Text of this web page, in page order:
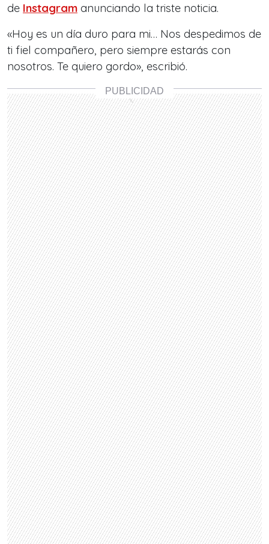
de Instagram anunciando la triste noticia.
«Hoy es un día duro para mi… Nos despedimos de
ti fiel compañero, pero siempre estarás con
nosotros. Te quiero gordo», escribió.